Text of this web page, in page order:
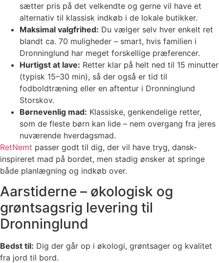
sætter pris på det velkendte og gerne vil have et
alternativ til klassisk indkøb i de lokale butikker.
Maksimal valgfrihed: Du vælger selv hver enkelt ret
blandt ca. 70 muligheder – smart, hvis familien i
Dronninglund har meget forskellige præferencer.
Hurtigst at lave: Retter klar på helt ned til 15 minutter
(typisk 15–30 min), så der også er tid til
fodboldtræning eller en aftentur i Dronninglund
Storskov.
Børnevenlig mad: Klassiske, genkendelige retter,
som de fleste børn kan lide – nem overgang fra jeres
nuværende hverdagsmad.
RetNemt passer godt til dig, der vil have tryg, dansk-
inspireret mad på bordet, men stadig ønsker at springe
både planlægning og indkøb over.
Aarstiderne – økologisk og
grøntsagsrig levering til
Dronninglund
Bedst til: Dig der går op i økologi, grøntsager og kvalitet
fra jord til bord.